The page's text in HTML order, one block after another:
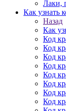
Лаки,
Как узнать
Назад
Как
Код
Код
Код
Код
Код
Код
Код
Код